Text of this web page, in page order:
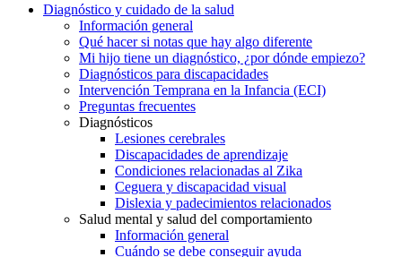
Diagnóstico y cuidado de la salud
Información general
Qué hacer si notas que hay algo diferente
Mi hijo tiene un diagnóstico, ¿por dónde empiezo?
Diagnósticos para discapacidades
Intervención Temprana en la Infancia (ECI)
Preguntas frecuentes
Diagnósticos
Lesiones cerebrales
Discapacidades de aprendizaje
Condiciones relacionadas al Zika
Ceguera y discapacidad visual
Dislexia y padecimientos relacionados
Salud mental y salud del comportamiento
Información general
Cuándo se debe conseguir ayuda